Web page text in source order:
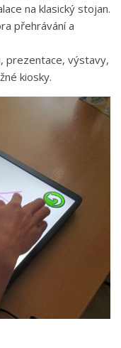
na klasický stojan.
přehrávání a
prezentace, výstavy,
kiosky.